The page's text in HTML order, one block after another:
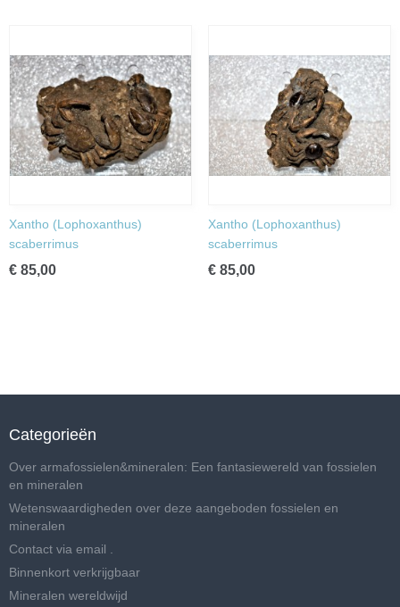
Xantho (Lophoxanthus)
scaberrimus
€ 85,00
Xantho (Lophoxanthus)
scaberrimus
€ 85,00
Categorieën
Over armafossielen&mineralen: Een fantasiewereld van fossielen
en mineralen
Wetenswaardigheden over deze aangeboden fossielen en
mineralen
Contact via email .
Binnenkort verkrijgbaar
Mineralen wereldwijd